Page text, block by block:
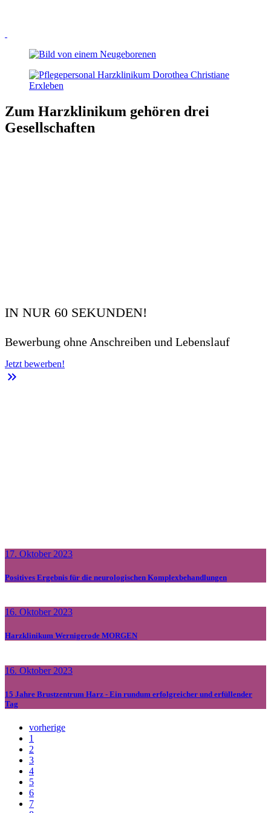
Zum Harzklinikum gehören drei
Gesellschaften
IN NUR 60 SEKUNDEN!
Bewerbung ohne Anschreiben und Lebenslauf
Jetzt bewerben!
keyboard_double_arrow_right
17. Oktober 2023
Positives Ergebnis für die neurologischen Komplexbehandlungen
16. Oktober 2023
Harzklinikum Wernigerode MORGEN
16. Oktober 2023
15 Jahre Brustzentrum Harz - Ein rundum erfolgreicher und erfüllender
Tag
vorherige
1
2
3
4
5
6
7